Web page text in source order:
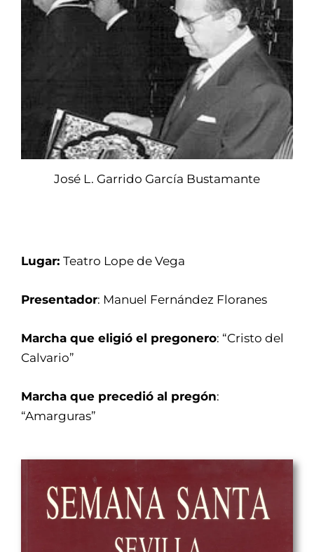
José L. Garrido García Bustamante
Lugar: Teatro Lope de Vega
Presentador: Manuel Fernández Floranes
Marcha que eligió el pregonero: “Cristo del
Calvario”
Marcha que precedió al pregón:
“Amarguras”